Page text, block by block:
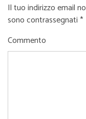
Il tuo indirizzo email
sono contrassegnati *
Commento